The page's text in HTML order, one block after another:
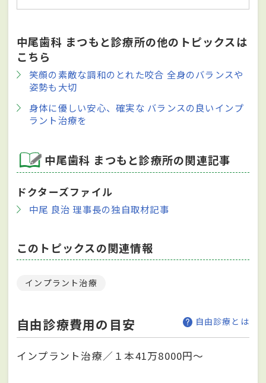
中尾歯科 まつもと診療所の他のトピックスは
こちら
笑顔の素敵な調和のとれた咬合 全身のバランスや
姿勢も大切
身体に優しい安心、確実な バランスの良いインプ
ラント治療を
中尾歯科 まつもと診療所の関連記事
ドクターズファイル
中尾 良治 理事長の独自取材記事
このトピックスの関連情報
インプラント治療
自由診療費用の目安 自由診療とは
インプラント治療／１本41万8000円～